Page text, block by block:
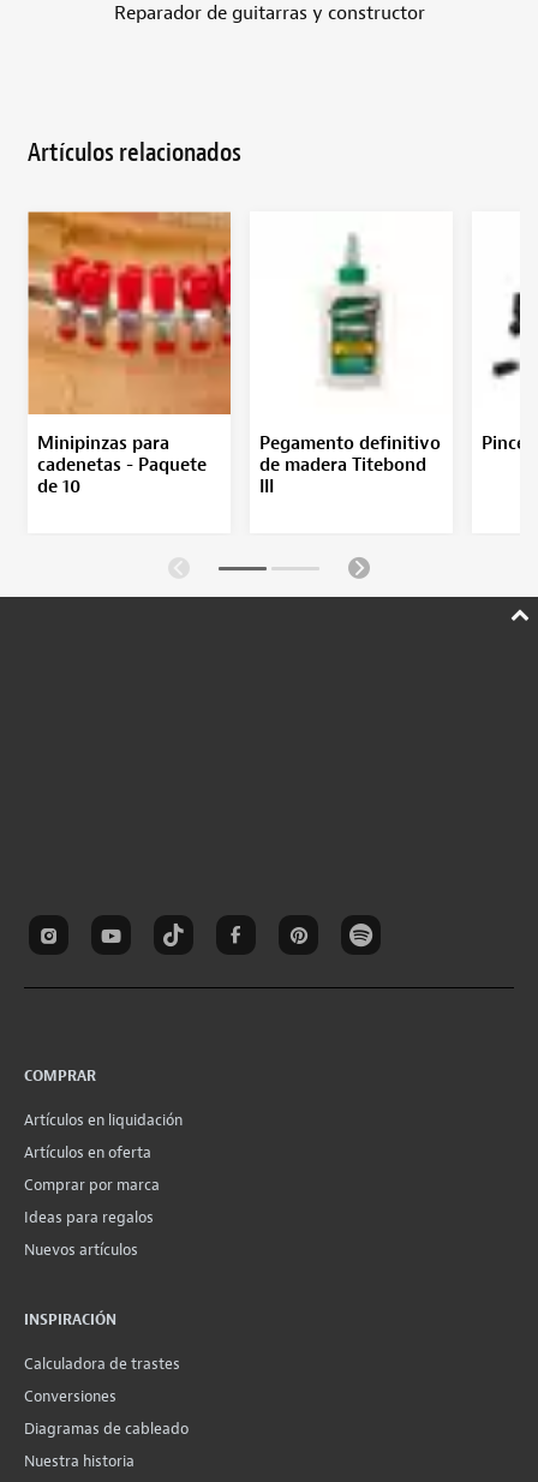
Reparador de guitarras y constructor
Artículos relacionados
Minipinzas para
cadenetas - Paquete
de 10
Pegamento definitivo
de madera Titebond
III
Pincel
COMPRAR
Artículos en liquidación
Artículos en oferta
Comprar por marca
Ideas para regalos
Nuevos artículos
INSPIRACIÓN
Calculadora de trastes
Conversiones
Diagramas de cableado
Nuestra historia